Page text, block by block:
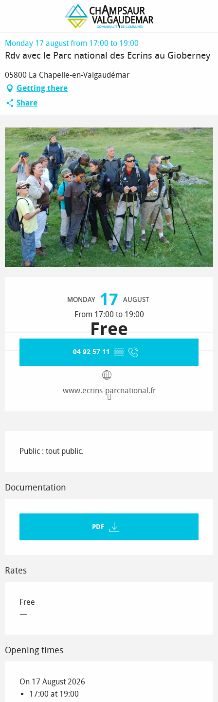
Rdv avec le Parc national des Ecrins au Gioberney
Monday 17 august from 17:00 to 19:00
Rdv avec le Parc national des Ecrins au Gioberney
05800 La Chapelle-en-Valgaudémar
Getting there
Share
MONDAY 17 AUGUST
From 17:00 to 19:00
Free
04 92 57 11 ▒▒
www.ecrins-parcnational.fr
Public : tout public.
Documentation
PDF
Rates
Free
—
Opening times
On 17 August 2026
17:00 at 19:00